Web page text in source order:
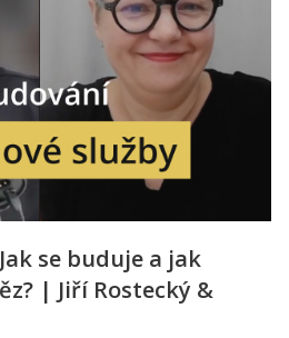
se buduje a jak
| Jiří Rostecký &